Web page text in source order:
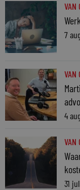
VAN
7
VAN
4
VAN
31